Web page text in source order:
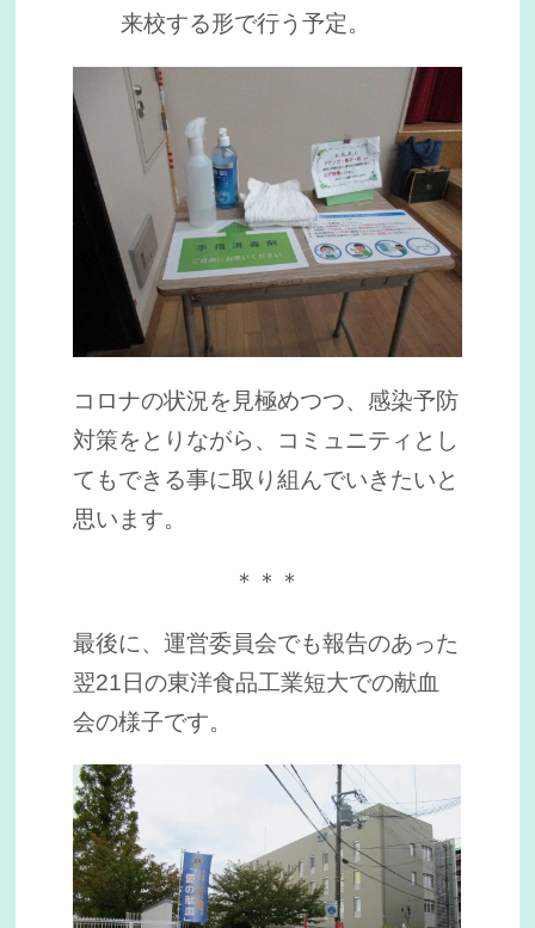
来校する形で行う予定。
コロナの状況を見極めつつ、感染予防
対策をとりながら、コミュニティとし
てもできる事に取り組んでいきたいと
思います。
＊＊＊
最後に、運営委員会でも報告のあった
翌21日の東洋食品工業短大での献血
会の様子です。